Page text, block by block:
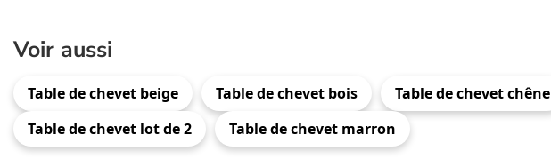
Voir aussi
Table de chevet beige Table de chevet bois Table de chevet chêne
Table de chevet lot de 2
Table de chevet marron